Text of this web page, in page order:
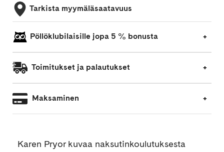
Tarkista myymäläsaatavuus
Pöllöklubilaisille jopa 5 % bonusta
Toimitukset ja palautukset
Maksaminen
Karen Pryor kuvaa naksutinkoulutuksesta